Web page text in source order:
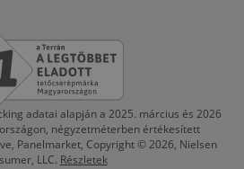
adatai alapján a 2025. március és 2026
négyzetméterben értékesített
Panelmarket, Copyright © 2026, Nielsen
LLC. Részletek